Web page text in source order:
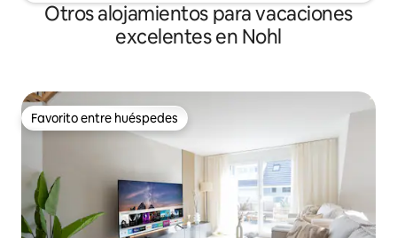
Otros alojamientos para vacaciones
excelentes en Nohl
Favorito entre huéspedes
Favorito entre huéspedes